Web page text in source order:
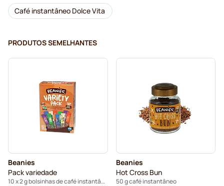
Café instantâneo Dolce Vita
PRODUTOS SEMELHANTES
Beanies
Pack variedade
10 x 2 g bolsinhas de café instantâneo
Beanies
Hot Cross Bun
50 g café instantâneo